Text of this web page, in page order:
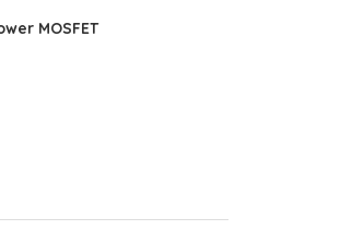
MOSFET